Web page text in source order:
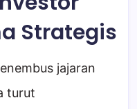
Strategis
jajaran
turut